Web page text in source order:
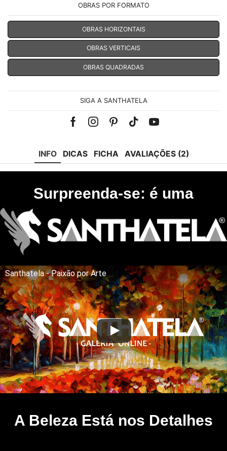
OBRAS POR FORMATO
OBRAS HORIZONTAIS
OBRAS VERTICAIS
OBRAS QUADRADAS
SIGA A SANTHATELA
Facebook
Instagram
Pinterest
Tik-Youtube
INFO DICAS FICHA AVALIAÇÕES (2)
Surpreenda-se: é uma
Santhatela - Paixão por Arte
A Beleza Está nos Detalhes